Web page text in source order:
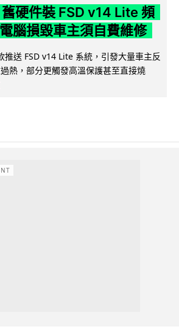
硬件裝 FSD v14 Lite 頻
腦損毀車主須自費維修
推送 FSD v14 Lite 系統，引發大量車主反
熱，部分更觸發高溫保護甚至直接燒